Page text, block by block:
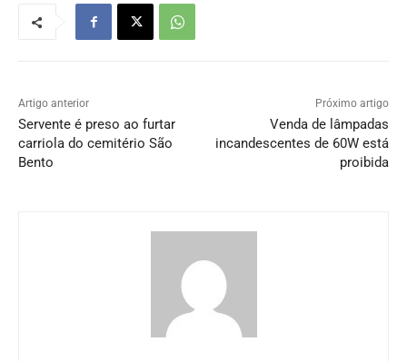
Artigo anterior
Servente é preso ao furtar
carriola do cemitério São
Bento
Próximo artigo
Venda de lâmpadas
incandescentes de 60W está
proibida